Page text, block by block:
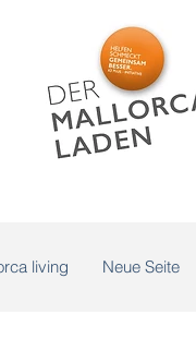
living Neue Seite